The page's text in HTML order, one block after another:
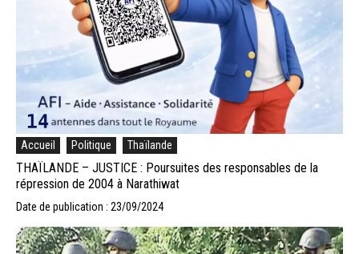
Accueil Politique Thaïlande
THAÏLANDE – JUSTICE : Poursuites des responsables de la
répression de 2004 à Narathiwat
Date de publication : 23/09/2024